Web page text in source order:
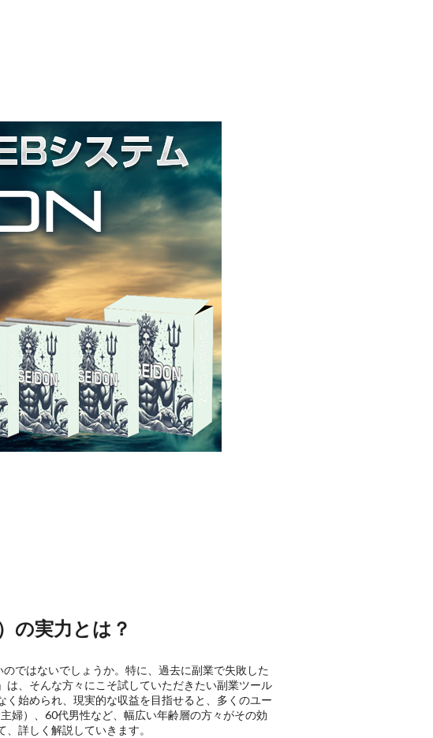
の実力とは？
ではないでしょうか。特に、過去に副業で失敗した
、そんな方々にこそ試していただきたい副業ツール
始められ、現実的な収益を目指せると、多くのユー
婦）、60代男性など、幅広い年齢層の方々がその効
詳しく解説していきます。